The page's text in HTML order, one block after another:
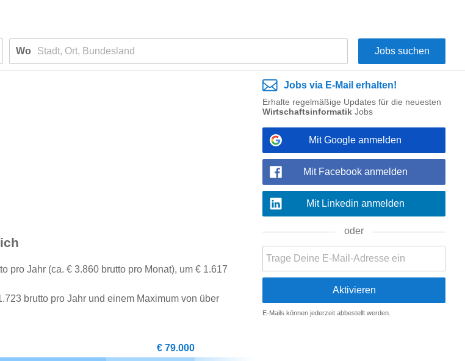
Wo
pro Jahr (ca. € 3.860 brutto pro Monat), um € 1.617
brutto pro Jahr und einem Maximum von über
€ 79.000
Jobs via E-Mail erhalten!
Erhalte regelmäßige Updates für die neuesten
Wirtschaftsinformatik Jobs
Mit Google anmelden
Mit Facebook anmelden
Mit Linkedin anmelden
oder
E-Mails können jederzeit abbestellt werden.